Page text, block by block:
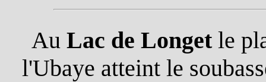
Au Lac de Longetle
l'Ubaye atteint le